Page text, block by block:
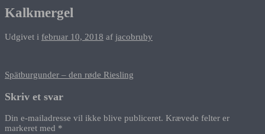
Kalkmergel
Udgivet i februar 10, 2018 af jacobruby
Indlægsnavigation
Spätburgunder – den røde Riesling
Skriv et svar
Din e-mailadresse vil ikke blive publiceret. Krævede felter er
markeret med *